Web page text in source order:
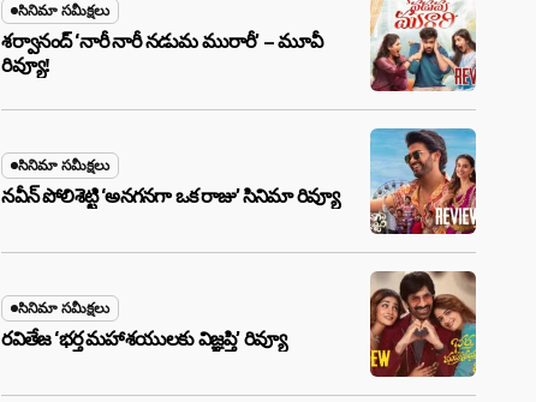
సినిమా సమీక్షలు
శర్వానంద్ ‘నారీ నారీ నడుమ మురారీ’ – మూవీ
రివ్యూ!
సినిమా సమీక్షలు
నవీన్ పోలిశెట్టి ‘అనగనగా ఒక రాజు’ సినిమా రివ్యూ
సినిమా సమీక్షలు
రవితేజ ‘భర్త మహాశయులకు విజ్ఞప్తి’ రివ్యూ